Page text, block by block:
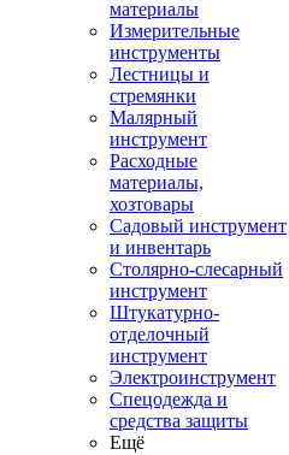
материалы
Измерительные
инструменты
Лестницы и
стремянки
Малярный
инструмент
Расходные
материалы,
хозтовары
Садовый инструмент
и инвентарь
Столярно-слесарный
инструмент
Штукатурно-
отделочный
инструмент
Электроинструмент
Спецодежда и
средства защиты
Ещё